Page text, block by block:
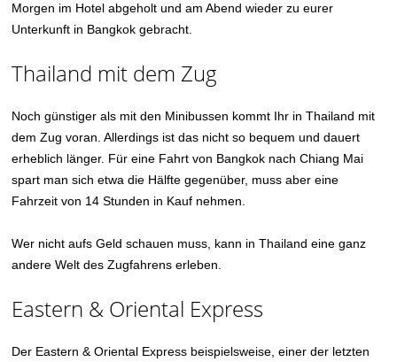
Morgen im Hotel abgeholt und am Abend wieder zu eurer
Unterkunft in Bangkok gebracht.
Thailand mit dem Zug
Noch günstiger als mit den Minibussen kommt Ihr in Thailand mit
dem Zug voran. Allerdings ist das nicht so bequem und dauert
erheblich länger. Für eine Fahrt von Bangkok nach Chiang Mai
spart man sich etwa die Hälfte gegenüber, muss aber eine
Fahrzeit von 14 Stunden in Kauf nehmen.
Wer nicht aufs Geld schauen muss, kann in Thailand eine ganz
andere Welt des Zugfahrens erleben.
Eastern & Oriental Express
Der Eastern & Oriental Express beispielsweise, einer der letzten